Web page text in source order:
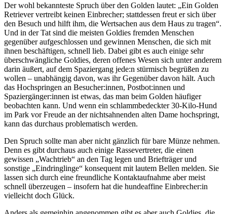
Der wohl bekannteste Spruch über den Golden lautet: „Ein Golden
Retriever vertreibt keinen Einbrecher; stattdessen freut er sich über
den Besuch und hilft ihm, die Wertsachen aus dem Haus zu tragen“.
Und in der Tat sind die meisten Goldies fremden Menschen
gegenüber aufgeschlossen und gewinnen Menschen, die sich mit
ihnen beschäftigen, schnell lieb. Dabei gibt es auch einige sehr
überschwängliche Goldies, deren offenes Wesen sich unter anderem
darin äußert, auf dem Spaziergang jede:n stürmisch begrüßen zu
wollen – unabhängig davon, was ihr Gegenüber davon hält. Auch
das Hochspringen an Besucher:innen, Postbot:innen und
Spaziergänger:innen ist etwas, das man beim Golden häufiger
beobachten kann. Und wenn ein schlammbedeckter 30-Kilo-Hund
im Park vor Freude an der nichtsahnenden alten Dame hochspringt,
kann das durchaus problematisch werden.
Den Spruch sollte man aber nicht gänzlich für bare Münze nehmen.
Denn es gibt durchaus auch einige Rassevertreter, die einen
gewissen „Wachtrieb“ an den Tag legen und Briefträger und
sonstige „Eindringlinge“ konsequent mit lautem Bellen melden. Sie
lassen sich durch eine freundliche Kontaktaufnahme aber meist
schnell überzeugen – insofern hat die hundeaffine Einbrecher:in
vielleicht doch Glück.